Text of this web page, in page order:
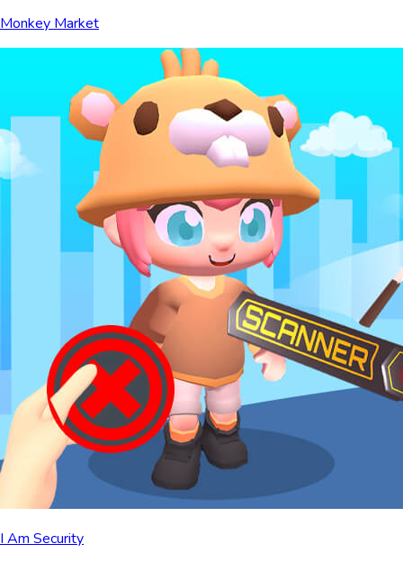
Monkey Market
I Am Security